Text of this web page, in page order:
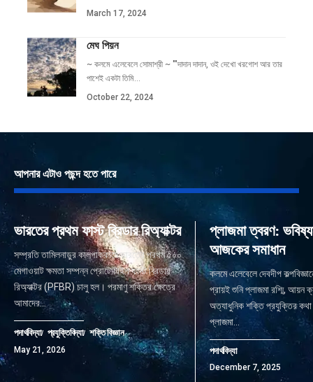
March 17, 2024
মেঘ পিয়ন
~ কলমে এলেবেলে সোমাশ্রী ~ ""দাদান দাদান, ওই দেখো খরগোশ আর তার
পাশেই একটা তিমি
October 22, 2024
আপনার এটাও পছন্দ হতে পারে
ভারতের প্রথম ফাস্ট ব্রিডার রিঅ্যাক্টর
সম্প্রতি তামিলনাড়ুর কালপাক্কামে ভারতের প্রথম ৫০০
মেগাওয়াট ক্ষমতা সম্পন্ন প্রোটোটাইপ ফাস্ট ব্রিডার
রিঅ্যাক্টর (PFBR) চালু হল। পরমাণু শক্তির ক্ষেত্রে
আমাদের…
পদার্থবিদ্যা প্রযুক্তিবিদ্যা শক্তি বিজ্ঞান
May 21, 2026
প্লাজমা ত্বরণ:
আজকের সমাধান
কলমে এলেবেলে দেবদীপ
প্রায়ই শুনি প্লাজমা রশ্মি, আয়ন
অত্যাধুনিক শক্তি প্রযুক্তির
প্লাজমা…
পদার্থবিদ্যা
December 7, 2025